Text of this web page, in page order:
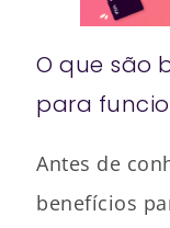
O que são
para
Antes de
benefícios